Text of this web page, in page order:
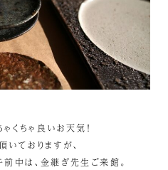
くちゃ良いお天気！
ておりますが、
中は、金継ぎ先生ご来館。